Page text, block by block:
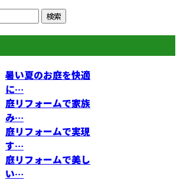
暑い夏のお庭を快適
に…
庭リフォームで家族
み…
庭リフォームで実現
す…
庭リフォームで美し
い…